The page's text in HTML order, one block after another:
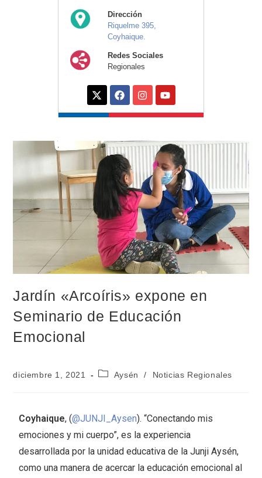
Dirección
Riquelme 395,
Coyhaique.
Redes Sociales
Regionales
Jardín «Arcoíris» expone en
Seminario de Educación
Emocional
diciembre 1, 2021 Aysén / Noticias Regionales
Coyhaique, (@JUNJI_Aysen). “Conectando mis
emociones y mi cuerpo”, es la experiencia
desarrollada por la unidad educativa de la Junji Aysén,
como una manera de acercar la educación emocional al